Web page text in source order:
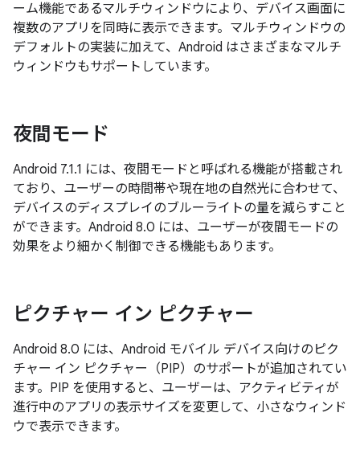
ーム機能であるマルチウィンドウにより、デバイス画面に
複数のアプリを同時に表示できます。マルチウィンドウの
デフォルトの実装に加えて、Android はさまざまなマルチ
ウィンドウもサポートしています。
夜間モード
Android 7.1.1 には、夜間モードと呼ばれる機能が搭載され
ており、ユーザーの時間帯や現在地の自然光に合わせて、
デバイスのディスプレイのブルーライトの量を減らすこと
ができます。Android 8.0 には、ユーザーが夜間モードの
効果をより細かく制御できる機能もあります。
ピクチャー イン ピクチャー
Android 8.0 には、Android モバイル デバイス向けのピク
チャー イン ピクチャー（PIP）のサポートが追加されてい
ます。PIP を使用すると、ユーザーは、アクティビティが
進行中のアプリの表示サイズを変更して、小さなウィンド
ウで表示できます。